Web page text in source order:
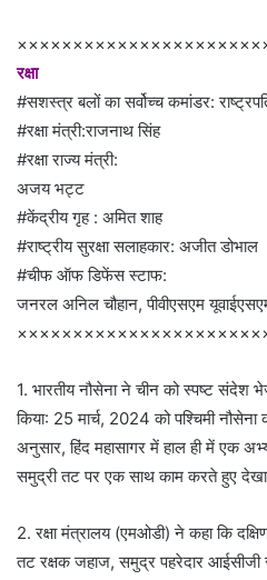
रक्षा
#सशस्त्र बलों का सर्वोच्च कमांडर:
#रक्षा मंत्री:राजनाथ सिंह
#रक्षा राज्य मंत्री:
अजय भट्ट
#केंद्रीय गृह : अमित शाह
#राष्ट्रीय सुरक्षा सलाहकार: अजीत डोभाल
#चीफ ऑफ डिफेंस स्टाफ:
जनरल अनिल चौहान, पीवीएसएम
1. भारतीय नौसेना ने चीन को स्पष्ट संदेश
किया: 25 मार्च, 2024 को पश्चिमी नौसेना
अनुसार, हिंद महासागर में हाल ही में एक
समुद्री तट पर एक साथ काम करते हुए देखा
2. रक्षा मंत्रालय (एमओडी) ने कहा कि
तट रक्षक जहाज, समुद्र पहरेदार आईसीजी